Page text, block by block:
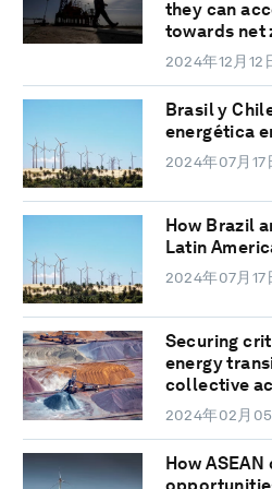
they can
towards net
2024年12月12
Brasil y
energética
2024年07月17
How Brazil
Latin
2024年07月17
Securing
energy
collective
2024年02月05
How